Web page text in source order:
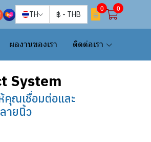
TH ฿ - THB
0 0
ผลงานของเรา ติดต่อเรา
System
คุณเชื่อมต่อและ
ายนิ้ว